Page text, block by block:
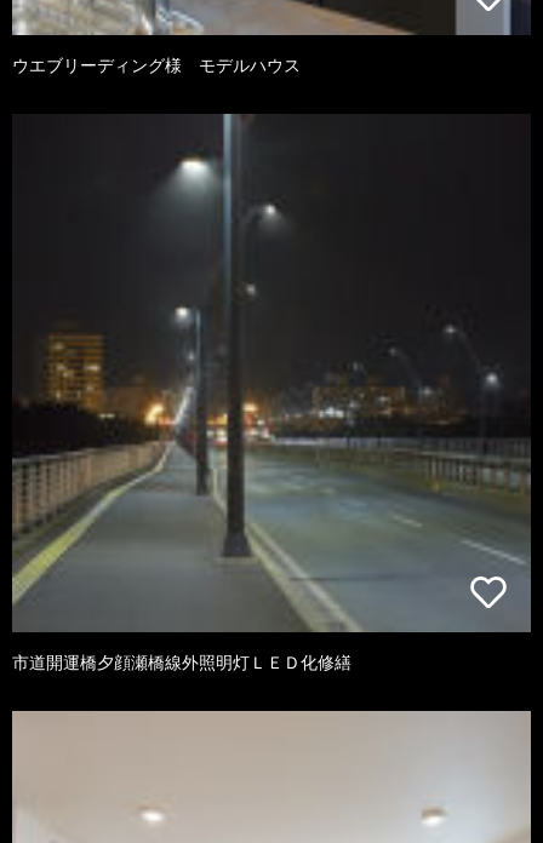
ウエブリーディング様 モデルハウス
市道開運橋夕顔瀬橋線外照明灯ＬＥＤ化修繕